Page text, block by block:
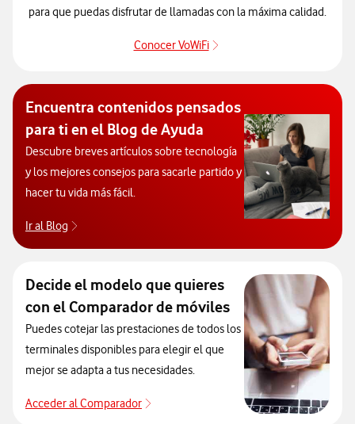
para que puedas disfrutar de llamadas con la máxima calidad.
Conocer VoWiFi
Encuentra contenidos pensados
para ti en el Blog de Ayuda
Descubre breves artículos sobre tecnología
y los mejores consejos para sacarle partido y
hacer tu vida más fácil.
Ir al Blog
Decide el modelo que quieres
con el Comparador de móviles
Puedes cotejar las prestaciones de todos los
terminales disponibles para elegir el que
mejor se adapta a tus necesidades.
Acceder al Comparador
Acceder al Comparador